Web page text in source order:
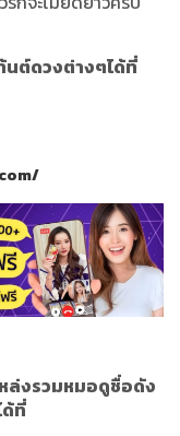
นต์ดวงต่างๆได้ที่
ล่งรวมหมอดูชื่อดัง
ด้ที่